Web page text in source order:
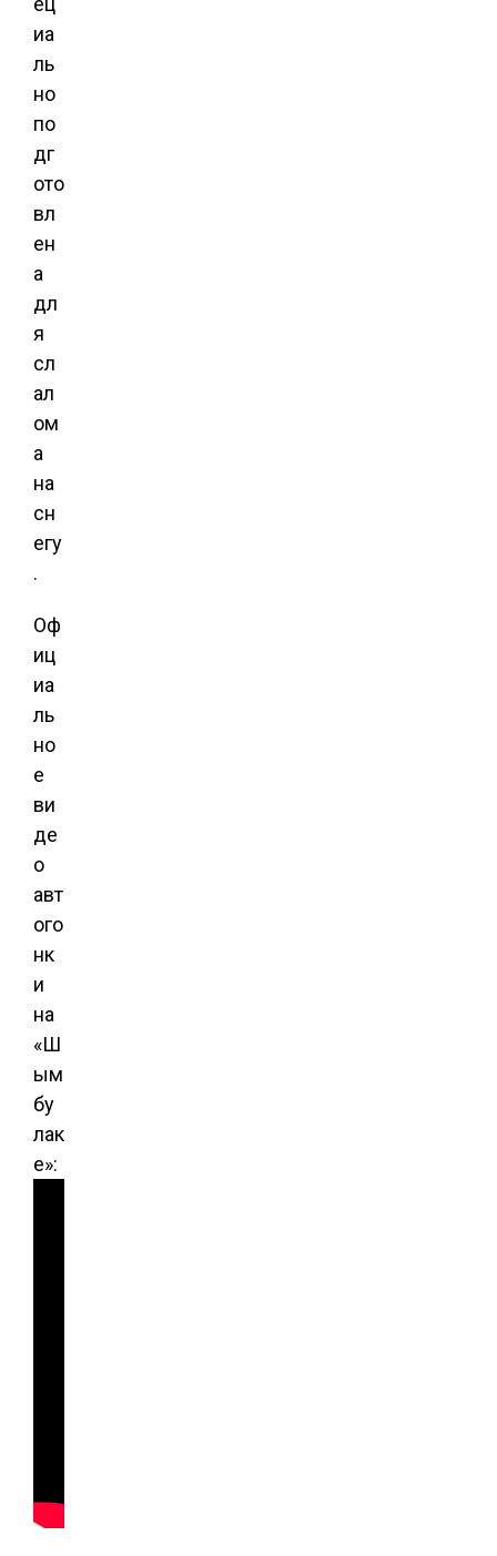
иа
ль
но
по
дг
ото
вл
ен
а
дл
я
сл
ал
ом
а
на
сн
егу
.
Оф
иц
иа
ль
но
е
ви
де
о
авт
ого
нк
и
на
«Ш
ым
бу
лак
е»: